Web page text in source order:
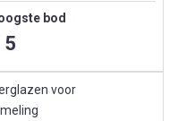
bod
5
voor